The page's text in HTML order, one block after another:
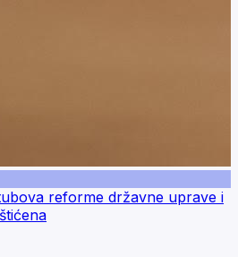
reforme državne uprave i